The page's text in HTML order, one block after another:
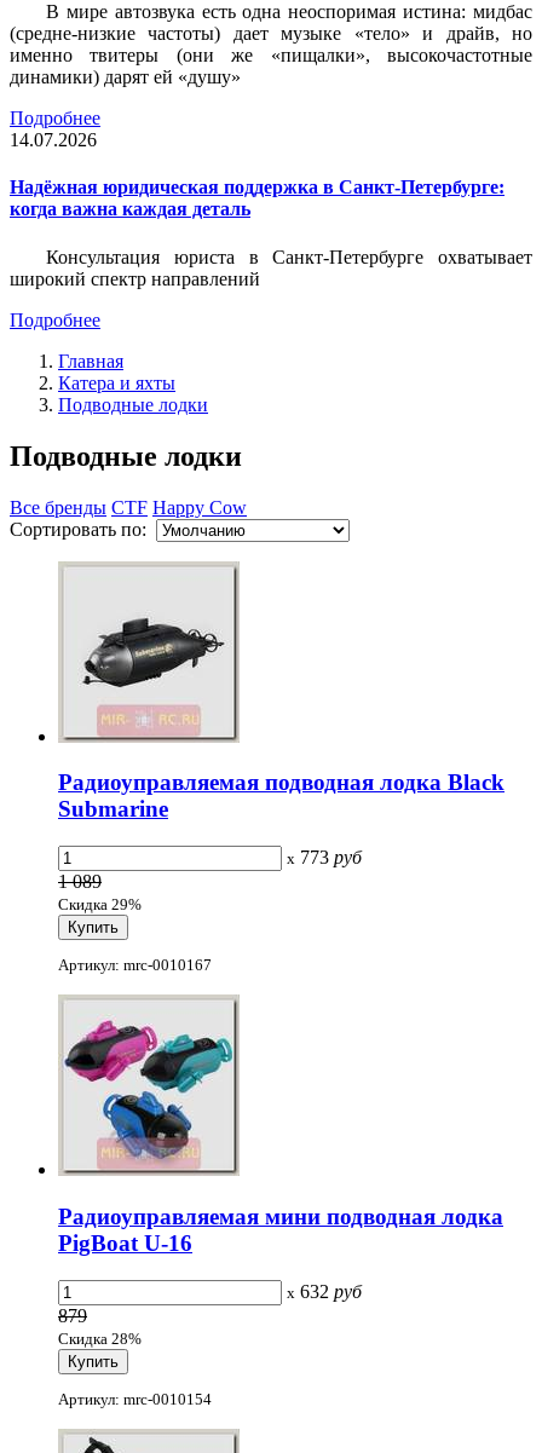
В мире автозвука есть одна неоспоримая истина: мидбас
(средне-низкие частоты) дает музыке «тело» и драйв, но
именно твитеры (они же «пищалки», высокочастотные
динамики) дарят ей «душу»
Подробнее
14.07.2026
Надёжная юридическая поддержка в Санкт-Петербурге:
когда важна каждая деталь
Консультация юриста в Санкт-Петербурге охватывает
широкий спектр направлений
Подробнее
Главная
Катера и яхты
Подводные лодки
Подводные лодки
Все бренды CTF Happy Cow
Сортировать по:
Радиоуправляемая подводная лодка Black
Submarine
x 773 руб
1 089
Скидка 29%
Артикул: mrc-0010167
Радиоуправляемая мини подводная лодка
PigBoat U-16
x 632 руб
879
Скидка 28%
Артикул: mrc-0010154